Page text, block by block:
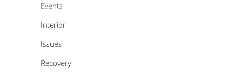
Events
Interior
Issues
Recovery